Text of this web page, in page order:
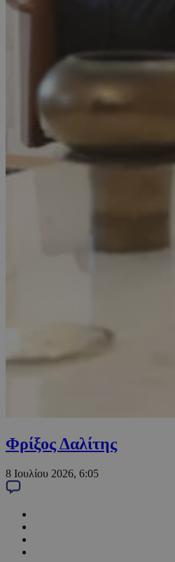
Φρίξος Δαλίτης
8 Ιουλίου 2026, 6:05